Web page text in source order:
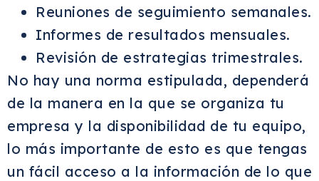
Reuniones de seguimiento semanales.
Informes de resultados mensuales.
Revisión de estrategias trimestrales.
No hay una norma estipulada, dependerá
de la manera en la que se organiza tu
empresa y la disponibilidad de tu equipo,
lo más importante de esto es que tengas
un fácil acceso a la información de lo que